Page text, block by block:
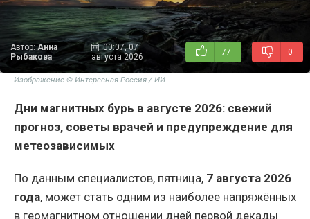
Автор:Анна
Рыбакова
00:07, 07
августа 2026
77 0
Изображение © Интересная Россия / ИИ
Дни магнитных бурь в августе 2026: свежий
прогноз, советы врачей и предупреждение для
метеозависимых
По данным специалистов, пятница, 7 августа 2026
года, может стать одним из наиболее напряжённых
в геомагнитном отношении дней первой декады